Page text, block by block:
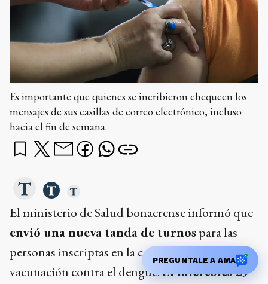
Es importante que quienes se incribieron chequeen los
mensajes de sus casillas de correo electrónico, incluso
hacia el fin de semana.
El ministerio de Salud bonaerense informó que
envió una nueva tanda de turnos para las
personas inscriptas en la campaña de
vacunación contra el dengue.El miércoles 29
PREGUNTALE A AMA